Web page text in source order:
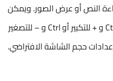
النص أو عرض الصور. ويمكن
تشغيل الخاصية أيضا بالضغط على مفتاحي Ctrl و + للتكبير أو Ctrl و – للتصغير